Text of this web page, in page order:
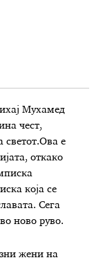
Мухамед
чест,
светот.Ова е
откако
која се
Сега
ново руво.
жени на